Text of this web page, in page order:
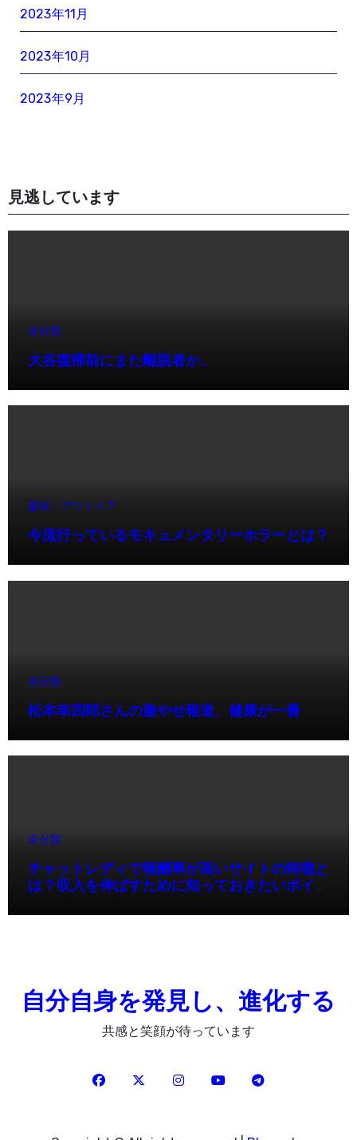
2023年11月
2023年10月
2023年9月
見逃しています
未分類
大谷復帰前にまた離脱者か…
趣味・アウトドア
今流行っているモキュメンタリーホラーとは？
未分類
松本幸四郎さんの激やせ報道、健康が一番
未分類
チャットレディで報酬率が高いサイトの特徴と
は？収入を伸ばすために知っておきたいポイン
自分自身を発見し、進化する
共感と笑顔が待っています